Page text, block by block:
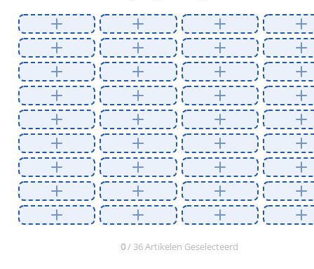
0/ 36 Artikelen Geselecteerd